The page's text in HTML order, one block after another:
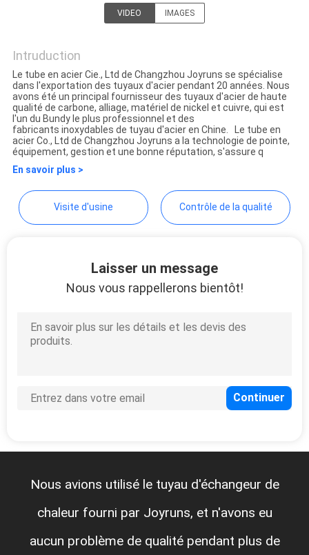
POLITIQUE
EN
MATIÈRE
DE
PROTECTION
LA
VIE
VIDEO IMAGES
Intruduction
Le tube en acier Cie., Ltd de Changzhou Joyruns se spécialise
dans l'exportation des tuyaux d'acier pendant 20 années. Nous
avons été un principal fournisseur des tuyaux d'acier de haute
qualité de carbone, alliage, matériel de nickel et cuivre, qui est
l'un du Bundy le plus professionnel et des
fabricants inoxydables de tuyau d'acier en Chine. Le tube en
acier Co., Ltd de Changzhou Joyruns a la technologie de pointe,
équipement, gestion et une bonne réputation, s'assure q
En savoir plus >
Visite d'usine Contrôle de la qualité
Laisser un message
Nous vous rappellerons bientôt!
Nous avions utilisé le tuyau d'échangeur de
chaleur fourni par Joyruns, et n'avons eu
aucun problème de qualité pendant plus de